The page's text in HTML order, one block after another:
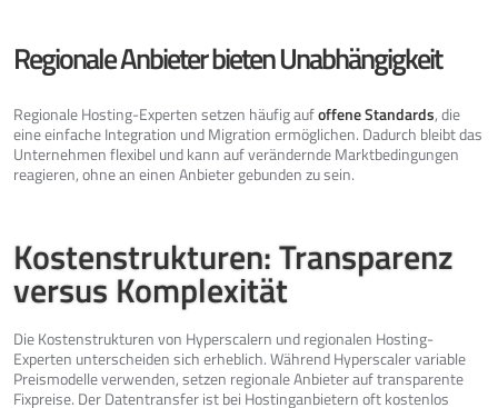
Regionale Anbieter bieten Unabhängigkeit
Regionale Hosting-Experten setzen häufig aufoffene Standards, die
eine einfache Integration und Migration ermöglichen. Dadurch bleibt das
Unternehmen flexibel und kann auf verändernde Marktbedingungen
reagieren, ohne an einen Anbieter gebunden zu sein.
Kostenstrukturen: Transparenz
versus Komplexität
Die Kostenstrukturen von Hyperscalern und regionalen Hosting-
Experten unterscheiden sich erheblich. Während Hyperscaler variable
Preismodelle verwenden, setzen regionale Anbieter auf transparente
Fixpreise. Der Datentransfer ist bei Hostinganbietern oft kostenlos